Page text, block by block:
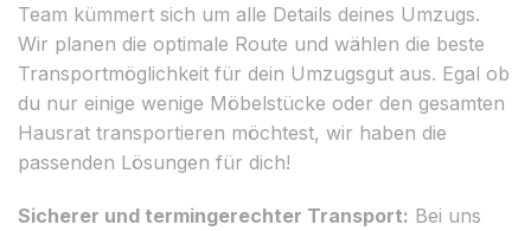
Team kümmert sich um alle Details deines Umzugs.
Wir planen die optimale Route und wählen die beste
Transportmöglichkeit für dein Umzugsgut aus. Egal ob
du nur einige wenige Möbelstücke oder den gesamten
Hausrat transportieren möchtest, wir haben die
passenden Lösungen für dich!
Sicherer und termingerechter Transport: Bei uns